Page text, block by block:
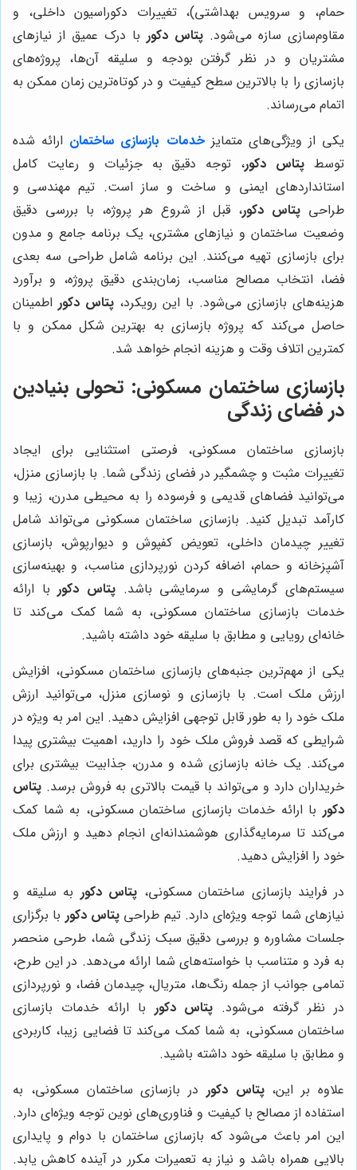
حمام، و سرویس بهداشتی)، تغییرات دکوراسیون داخلی، و
مقاوم‌سازی سازه می‌شود. پتاس دکور با درک عمیق از نیازهای
مشتریان و در نظر گرفتن بودجه و سلیقه آن‌ها، پروژه‌های
بازسازی را با بالاترین سطح کیفیت و در کوتاه‌ترین زمان ممکن به
اتمام می‌رساند.
یکی از ویژگی‌های متمایزخدمات بازسازی ساختمان ارائه شده
توسط پتاس دکور، توجه دقیق به جزئیات و رعایت کامل
استانداردهای ایمنی و ساخت و ساز است. تیم مهندسی و
طراحی پتاس دکور، قبل از شروع هر پروژه، با بررسی دقیق
وضعیت ساختمان و نیازهای مشتری، یک برنامه جامع و مدون
برای بازسازی تهیه می‌کنند. این برنامه شامل طراحی سه بعدی
فضا، انتخاب مصالح مناسب، زمان‌بندی دقیق پروژه، و برآورد
هزینه‌های بازسازی می‌شود. با این رویکرد، پتاس دکور اطمینان
حاصل می‌کند که پروژه بازسازی به بهترین شکل ممکن و با
کمترین اتلاف وقت و هزینه انجام خواهد شد.
بازسازی ساختمان مسکونی: تحولی بنیادین
در فضای زندگی
بازسازی ساختمان مسکونی، فرصتی استثنایی برای ایجاد
تغییرات مثبت و چشمگیر در فضای زندگی شما. با بازسازی منزل،
می‌توانید فضاهای قدیمی و فرسوده را به محیطی مدرن، زیبا و
کارآمد تبدیل کنید. بازسازی ساختمان مسکونی می‌تواند شامل
تغییر چیدمان داخلی، تعویض کفپوش و دیوارپوش، بازسازی
آشپزخانه و حمام، اضافه کردن نورپردازی مناسب، و بهینه‌سازی
سیستم‌های گرمایشی و سرمایشی باشد.پتاس دکور با ارائه
خدمات بازسازی ساختمان مسکونی، به شما کمک می‌کند تا
خانه‌ای رویایی و مطابق با سلیقه خود داشته باشید.
یکی از مهم‌ترین جنبه‌های بازسازی ساختمان مسکونی، افزایش
ارزش ملک است. با بازسازی و نوسازی منزل، می‌توانید ارزش
ملک خود را به طور قابل توجهی افزایش دهید. این امر به ویژه در
شرایطی که قصد فروش ملک خود را دارید، اهمیت بیشتری پیدا
می‌کند. یک خانه بازسازی شده و مدرن، جذابیت بیشتری برای
خریداران دارد و می‌تواند با قیمت بالاتری به فروش برسد. پتاس
دکور با ارائه خدمات بازسازی ساختمان مسکونی، به شما کمک
می‌کند تا سرمایه‌گذاری هوشمندانه‌ای انجام دهید و ارزش ملک
خود را افزایش دهید.
در فرایند بازسازی ساختمان مسکونی، پتاس دکور به سلیقه و
نیازهای شما توجه ویژه‌ای دارد. تیم طراحیپتاس دکور با برگزاری
جلسات مشاوره و بررسی دقیق سبک زندگی شما، طرحی منحصر
به فرد و متناسب با خواسته‌های شما ارائه می‌دهد. در این طرح،
تمامی جوانب از جمله رنگ‌ها، متریال، چیدمان فضا، و نورپردازی
در نظر گرفته می‌شود. پتاس دکور با ارائه خدمات بازسازی
ساختمان مسکونی، به شما کمک می‌کند تا فضایی زیبا، کاربردی
و مطابق با سلیقه خود داشته باشید.
علاوه بر این،پتاس دکور در بازسازی ساختمان مسکونی، به
استفاده از مصالح با کیفیت و فناوری‌های نوین توجه ویژه‌ای دارد.
این امر باعث می‌شود که بازسازی ساختمان با دوام و پایداری
بالایی همراه باشد و نیاز به تعمیرات مکرر در آینده کاهش یابد.